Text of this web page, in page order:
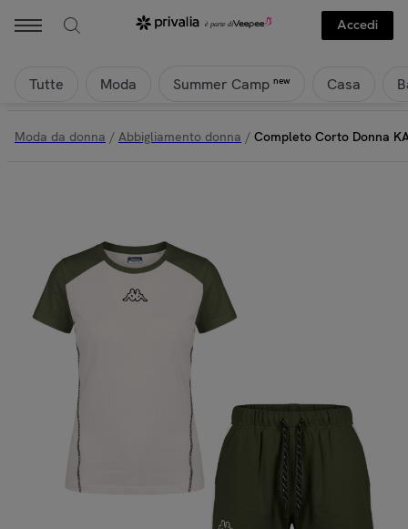
Accedi
Tutte Moda Summer Camp new Casa
Moda da donna / Abbigliamento donna / Completo Corto Donna